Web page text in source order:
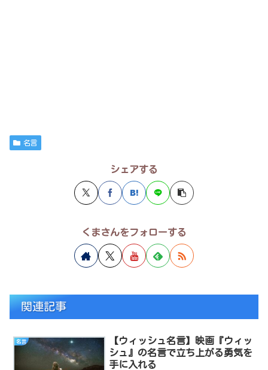
名言
シェアする
くまさんをフォローする
関連記事
名言
【ウィッシュ名言】映画『ウィッ
シュ』の名言で立ち上がる勇気を
手に入れる